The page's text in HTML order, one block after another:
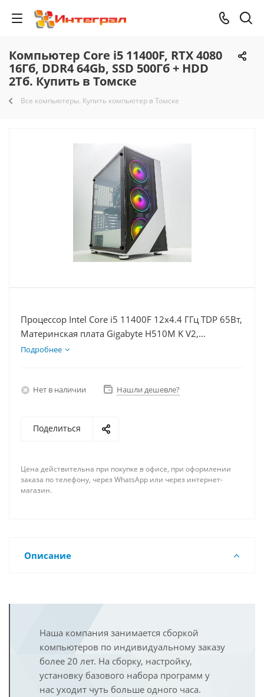
Компьютер Core i5 11400F, RTX 4080
16Гб, DDR4 64Gb, SSD 500Гб + HDD
2Тб. Купить в Томске
Все компьютеры. Купить компьютер в Томске
Процессор Intel Core i5 11400F 12x4.4 ГГц TDP 65Вт,
Материнская плата Gigabyte H510M K V2,
Видеокарта RTX 4080 16Гб, Память DDR4 64Gb,
Подробнее
Нет в наличии Нашли дешевле?
Поделиться
Цена действительна при покупке в офисе, при оформлении
заказа по телефону, через WhatsApp или через интернет-
магазин.
Описание
Наша компания занимается сборкой
компьютеров по индивидуальному заказу
более 20 лет. На сборку, настройку,
установку базового набора программ у
нас уходит чуть больше одного часа.